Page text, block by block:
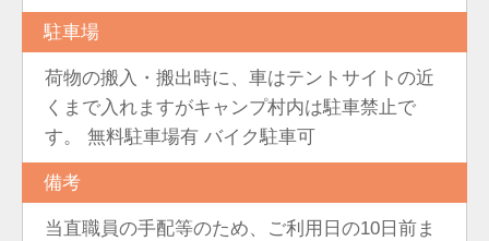
駐車場
荷物の搬入・搬出時に、車はテントサイトの近
くまで入れますがキャンプ村内は駐車禁止で
す。 無料駐車場有 バイク駐車可
備考
当直職員の手配等のため、ご利用日の10日前ま